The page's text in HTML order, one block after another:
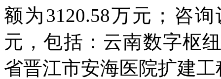
额为3120.58万元；咨
元，包括：云南数字枢
省晋江市安海医院扩建